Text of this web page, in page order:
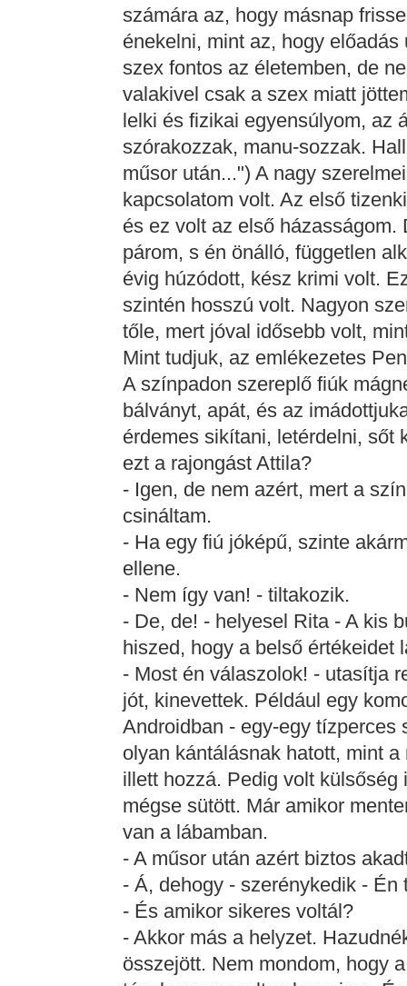
számára az, hogy másnap
énekelni, mint az, hogy
szex fontos az életemben, de
valakivel csak a szex miatt
lelki és fizikai egyensúlyom, az
szórakozzak, manu-sozzak.
műsor után...") A nagy
kapcsolatom volt. Az első
és ez volt az első
párom, s én önálló, független
évig húzódott, kész krimi volt.
szintén hosszú volt. Nagyon
tőle, mert jóval idősebb volt,
Mint tudjuk, az emlékezetes
A színpadon szereplő fiúk
bálványt, apát, és az
érdemes sikítani, letérdelni, sőt
ezt a rajongást Attila?
- Igen, de nem azért, mert a
csináltam.
- Ha egy fiú jóképű, szinte
ellene.
- Nem így van! - tiltakozik.
- De, de! - helyesel Rita - A kis
hiszed, hogy a belső értékeidet
- Most én válaszolok! - utasítja
jót, kinevettek. Például egy
Androidban - egy-egy tízperces
olyan kántálásnak hatott, mint
illett hozzá. Pedig volt
mégse sütött. Már amikor
van a lábamban.
- A műsor után azért biztos
- Á, dehogy - szerénykedik - Én
- És amikor sikeres voltál?
- Akkor más a helyzet.
összejött. Nem mondom, hogy